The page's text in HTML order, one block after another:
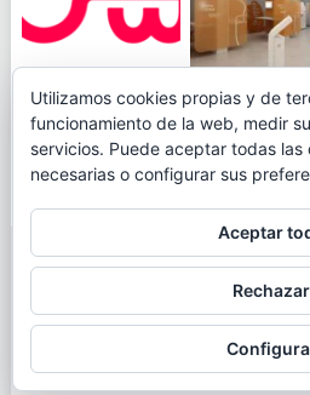
JUEGA AL
CANICÓDROMO
DIGITAL DE
OPENBANK
ING TOCA
LA
DE SU CUENTA
NARANJA:
© 2026
MAPA DE
MÁS INFORMACIÓN
POLÍTICA DE
Utilizamos cookies propias y de
funcionamiento de la web, medir
servicios. Puede aceptar todas
necesarias o configurar sus
Aceptar
Rechazar